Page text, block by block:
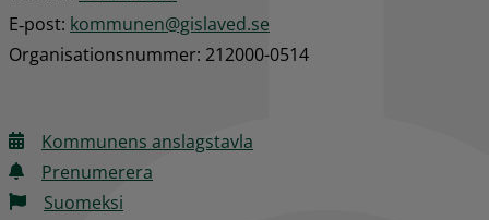
E‑post: kommunen@gislaved.se
Organisationsnummer: 212000-0514
Kommunens anslagstavla
Prenumerera
Suomeksi